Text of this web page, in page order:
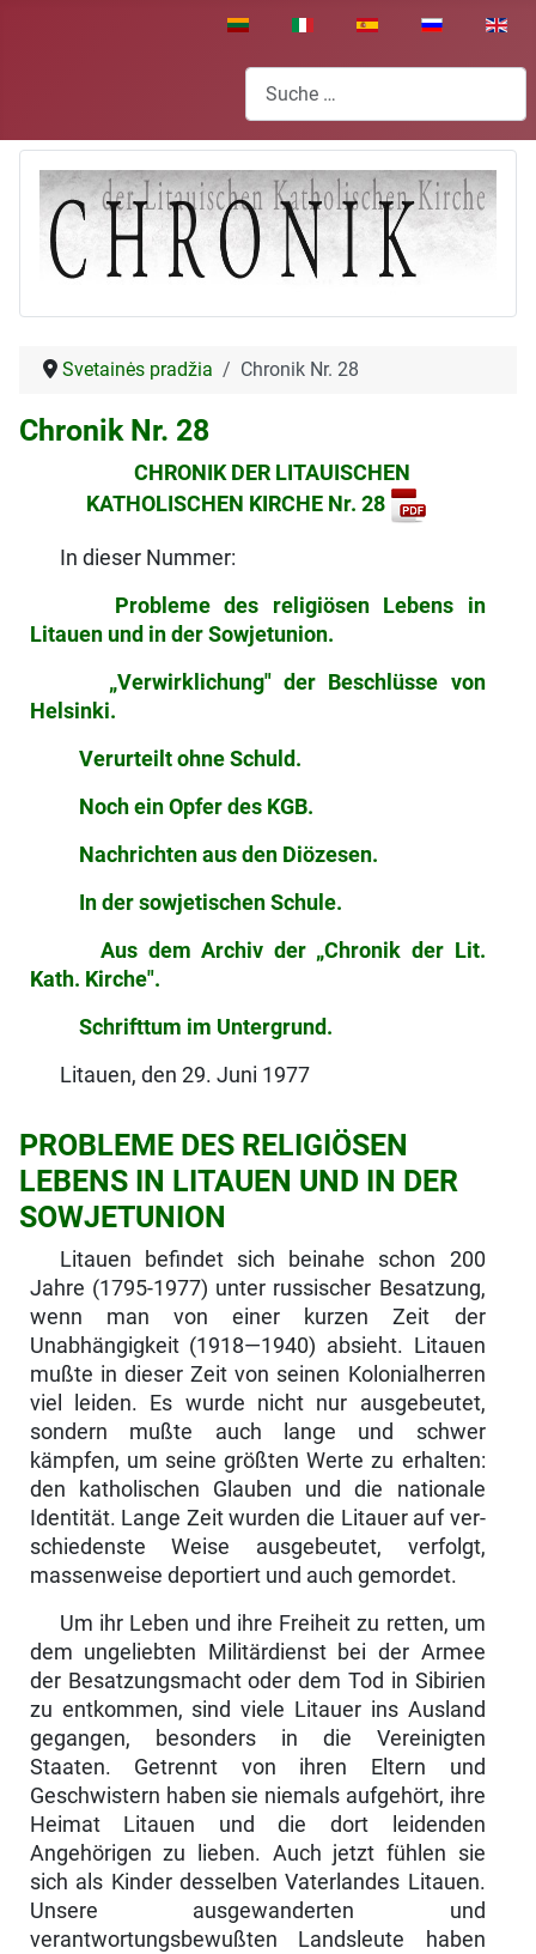
Sprache auswählen
Suchen
Svetainės pradžia Chronik Nr. 28
Chronik Nr. 28
CHRONIK DER LITAUISCHEN
KATHOLISCHEN KIRCHE Nr. 28
In dieser Nummer:
Probleme des religiösen Lebens in
Litauen und in der Sowjetunion.
„Verwirklichung" der Beschlüsse von
Helsinki.
Verurteilt ohne Schuld.
Noch ein Opfer des KGB.
Nachrichten aus den Diözesen.
In der sowjetischen Schule.
Aus dem Archiv der „Chronik der Lit.
Kath. Kirche".
Schrifttum im Untergrund.
Litauen, den 29. Juni 1977
PROBLEME DES RELIGIÖSEN
LEBENS IN LITAUEN UND IN DER
SOWJETUNION
Litauen befindet sich beinahe schon 200
Jahre (1795-1977) unter russischer Besatzung,
wenn man von einer kurzen Zeit der
Unabhängigkeit (1918—1940) absieht. Litauen
mußte in dieser Zeit von seinen Kolonial­herren
viel leiden. Es wurde nicht nur ausgebeutet,
sondern mußte auch lange und schwer
kämpfen, um seine größten Werte zu erhalten:
den katholischen Glauben und die nationale
Identität. Lange Zeit wurden die Litauer auf ver­
schiedenste Weise ausgebeutet, verfolgt,
massenweise deportiert und auch gemordet.
Um ihr Leben und ihre Freiheit zu retten, um
dem ungeliebten Militärdienst bei der Armee
der Besatzungsmacht oder dem Tod in Sibirien
zu entkom­men, sind viele Litauer ins Ausland
gegangen, besonders in die Vereinigten
Staaten. Getrennt von ihren Eltern und
Geschwistern haben sie niemals auf­gehört, ihre
Heimat Litauen und die dort leidenden
Angehörigen zu lieben. Auch jetzt fühlen sie
sich als Kinder desselben Vaterlandes Litauen.
Unsere ausgewanderten und
verantwortungsbewußten Landsleute haben